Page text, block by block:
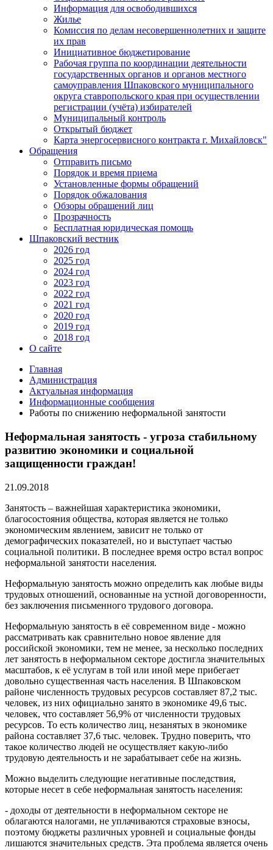
Информация для освободившихся
Жилье
Комиссия по делам несовершеннолетних и защите
их прав
Инициативное бюджетирование
Рабочая группа по координации деятельности
государственных органов и органов местного
самоуправления Шпаковского муниципального
округа ставропольского края при осуществлении
регистрации (учёта) избирателей
Муниципальный контроль
Открытый бюджет
Карта энергосервисного контракта г. Михайловск"
Обращения
Отправить письмо
Порядок и время приема
Установленные формы обращений
Порядок обжалования
Обзоры обращений лиц
Прозрачность
Бесплатная юридическая помощь
Шпаковский вестник
2026 год
2025 год
2024 год
2023 год
2022 год
2021 год
2020 год
2019 год
2018 год
О сайте
Главная
Администрация
Актуальная информация
Информационные сообщения
Работы по снижению неформальной занятости
Неформальная занятость - угроза стабильному
развитию экономики и социальной
защищенности граждан!
21.09.2018
Занятость – важнейшая характеристика экономики,
благосостояния общества, которая является не только
экономическим явлением, зависит не только от
демографических показателей, но и выступает частью
социальной политики. В последнее время остро встал вопрос
неформальной занятости населения.
Неформальную занятость можно определить как любые виды
трудовых отношений, основанные на устной договоренности,
без заключения письменного трудового договора.
Неформальную занятость в её современном виде - можно
рассматривать как сравнительно новое явление для
российской экономики, тем не менее, за несколько последних
лет занятость в неформальном секторе достигла значительных
масштабов, к её услугам в той или иной мере прибегает
довольно существенная часть населения. В Шпаковском
районе численность трудовых ресурсов составляет 87,2 тыс.
человек, из них официально занято в экономике 49,6 тыс.
человек, что составляет 56,9% от численности трудовых
ресурсов. То есть количество лиц, незанятых в экономике
района составляет 37,6 тыс. человек. Трудно поверить, что
такое количество людей не осуществляет какую-либо
трудовую деятельность и не зарабатывает себе на жизнь.
Можно выделить следующие негативные последствия,
которые несет в себе неформальная занятость населения:
- доходы от деятельности в неформальном секторе не
облагаются налогами, не уплачиваются страховые взносы,
поэтому бюджеты различных уровней и социальные фонды
лишаются значительных средств. Эта проблема является очень